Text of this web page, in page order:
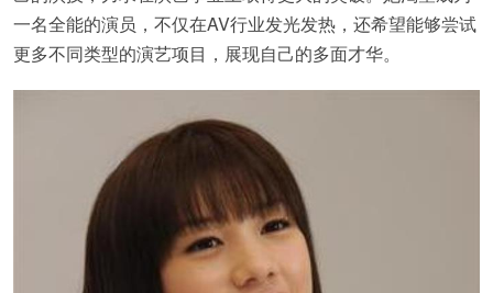
一名全能的演员，不仅在AV行业发光发热，还希望能够尝试
更多不同类型的演艺项目，展现自己的多面才华。